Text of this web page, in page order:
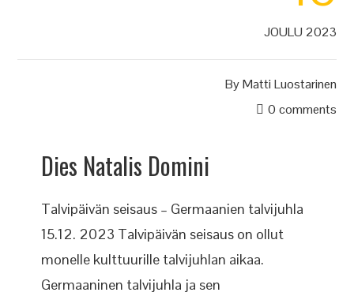
JOULU 2023
ByMatti Luostarinen
0 comments
Dies Natalis Domini
Talvipäivän seisaus – Germaanien talvijuhla
15.12. 2023 Talvipäivän seisaus on ollut
monelle kulttuurille talvijuhlan aikaa.
Germaaninen talvijuhla ja sen